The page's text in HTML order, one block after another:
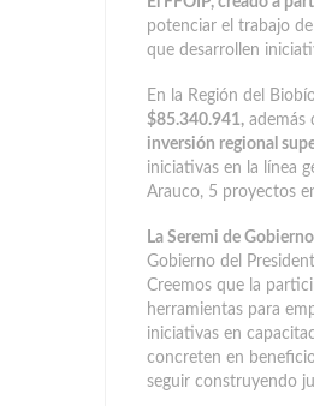
potenciar el trabajo
que desarrollen
En la Región del
$85.340.941, además
inversión regional
iniciativas en la línea
Arauco, 5 proyectos
La Seremi de
Gobierno del
Creemos que la
herramientas para
iniciativas en
concreten en
seguir construyendo